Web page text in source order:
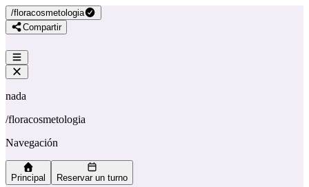
/floracosmetologia
Compartir
nada
/floracosmetologia
Navegación
Principal Reservar un turno